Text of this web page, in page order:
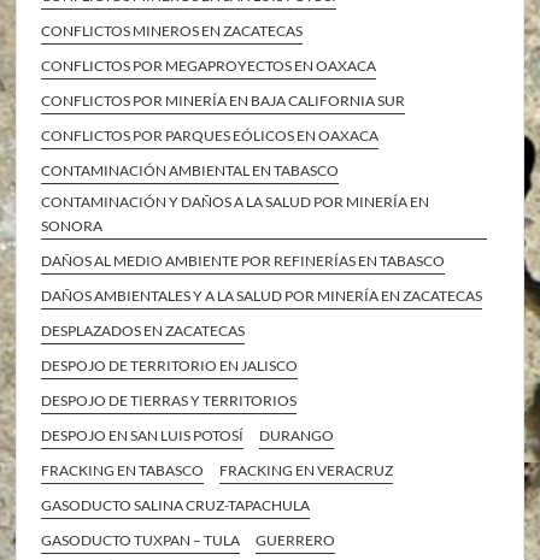
CONFLICTOS MINEROS EN ZACATECAS
CONFLICTOS POR MEGAPROYECTOS EN OAXACA
CONFLICTOS POR MINERÍA EN BAJA CALIFORNIA SUR
CONFLICTOS POR PARQUES EÓLICOS EN OAXACA
CONTAMINACIÓN AMBIENTAL EN TABASCO
CONTAMINACIÓN Y DAÑOS A LA SALUD POR MINERÍA EN
SONORA
DAÑOS AL MEDIO AMBIENTE POR REFINERÍAS EN TABASCO
DAÑOS AMBIENTALES Y A LA SALUD POR MINERÍA EN ZACATECAS
DESPLAZADOS EN ZACATECAS
DESPOJO DE TERRITORIO EN JALISCO
DESPOJO DE TIERRAS Y TERRITORIOS
DESPOJO EN SAN LUIS POTOSÍ
DURANGO
FRACKING EN TABASCO
FRACKING EN VERACRUZ
GASODUCTO SALINA CRUZ-TAPACHULA
GASODUCTO TUXPAN – TULA
GUERRERO